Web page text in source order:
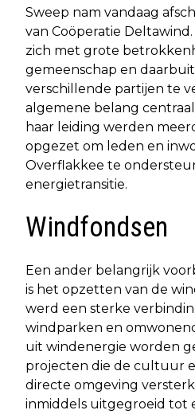
Sweep nam vandaag
van Coöperatie
zich met grote
gemeenschap en
verschillende partijen te
algemene belang
haar leiding werden
opgezet om leden en
Overflakkee te
energietransitie.
Windfondsen
Een ander belangrijk
is het opzetten van de
werd een sterke
windparken en
uit windenergie worden
projecten die de cultuur
directe omgeving
inmiddels uitgegroeid tot